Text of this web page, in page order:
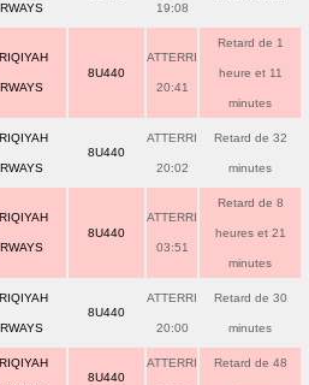
19:08
8U440
ATTERRI
20:41
Retard de 1
heure et 11
minutes
8U440
ATTERRI
20:02
Retard de 32
minutes
8U440
ATTERRI
03:51
Retard de 8
heures et 21
minutes
8U440
ATTERRI
20:00
Retard de 30
minutes
8U440
ATTERRI Retard de 48